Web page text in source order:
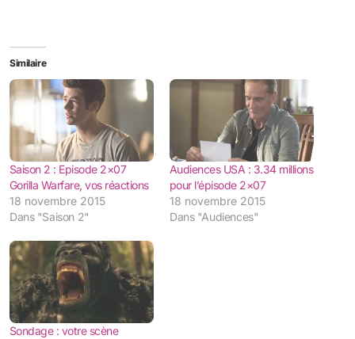
Similaire
Saison 2 : Episode 2×07
Gorilla Warfare, vos réactions
18 novembre 2015
Dans "Saison 2"
Audiences USA : 3.34 millions
pour l’épisode 2×07
18 novembre 2015
Dans "Audiences"
Sondage : votre scène